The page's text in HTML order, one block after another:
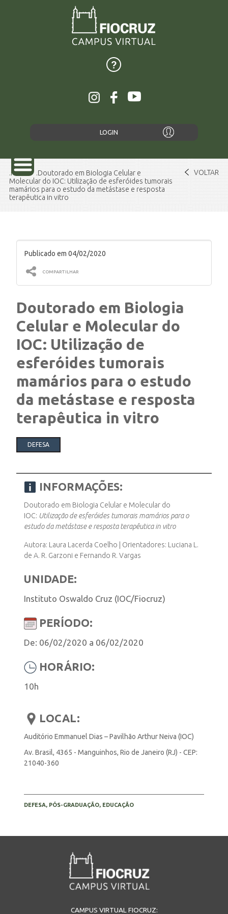
LOGIN
ENSINO
PLATAFORMAS
ALUNOS
DOCENTES
INSCRIÇÃO E SELEÇÃO
CONTATO
Home
Doutorado em Biologia Celular e
Molecular do IOC: Utilização de esferóides tumorais
mamários para o estudo da metástase e resposta
terapêutica in vitro
VOLTAR
Publicado em 04/02/2020
COMPARTILHAR
Doutorado em Biologia
Celular e Molecular do
IOC: Utilização de
esferóides tumorais
mamários para o estudo
da metástase e resposta
terapêutica in vitro
DEFESA
INFORMAÇÕES:
Doutorado em Biologia Celular e Molecular do
IOC: Utilização de esferóides tumorais mamários para o
estudo da metástase e resposta terapêutica in vitro
Autora: Laura Lacerda Coelho | Orientadores: Luciana L.
de A. R. Garzoni e Fernando R. Vargas
UNIDADE:
Instituto Oswaldo Cruz (IOC/Fiocruz)
PERÍODO:
De: 06/02/2020 a 06/02/2020
HORÁRIO:
10h
LOCAL:
Auditório Emmanuel Dias – Pavilhão Arthur Neiva (IOC)
Av. Brasil, 4365 - Manguinhos, Rio de Janeiro (RJ) - CEP:
21040-360
DEFESA, PÓS-GRADUAÇÃO, EDUCAÇÃO
CAMPUS VIRTUAL FIOCRUZ: